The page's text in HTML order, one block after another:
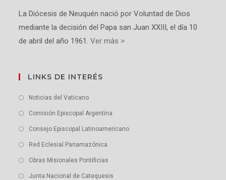
La Diócesis de Neuquén nació por Voluntad de Dios
mediante la decisión del Papa san Juan XXIII, el día 10
de abril del año 1961. Ver más >
LINKS DE INTERÉS
Noticias del Vaticano
Comisión Episcopal Argentina
Consejo Episcopal Latinoamericano
Red Eclesial Panamazónica
Obras Misionales Pontificias
Junta Nacional de Catequesis